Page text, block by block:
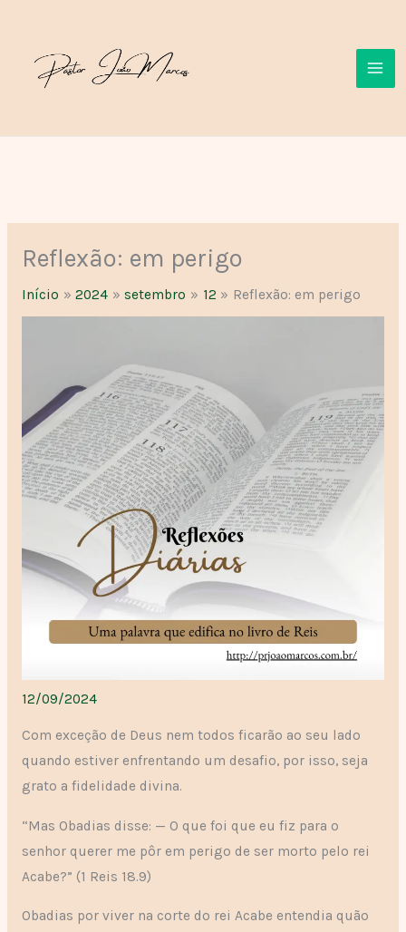
conteúdo
Reflexão: em perigo
Início 2024 setembro 12 Reflexão: em perigo
12/09/2024
Com exceção de Deus nem todos ficarão ao seu lado
quando estiver enfrentando um desafio, por isso, seja
grato a fidelidade divina.
“Mas Obadias disse: — O que foi que eu fiz para o
senhor querer me pôr em perigo de ser morto pelo rei
Acabe?” (1 Reis 18.9)
Obadias por viver na corte do rei Acabe entendia quão